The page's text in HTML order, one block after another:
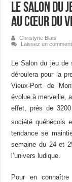
Le Salon du
au cœur du
Christyne Blais
Laissez un
Le Salon du jeu
déroulera pour la
Vieux-Port de
évolue à merveille,
effet, près de
société québécois
tendance se
semaine du 24 et
l’univers ludique.
Pour en